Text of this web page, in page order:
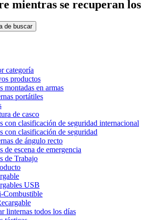
mientras se recuperan
de buscar
categoría
productos
montadas en armas
portátiles
de casco
con clasificación de seguridad internacional
con clasificación de seguridad
de ángulo recto
de escena de emergencia
de Trabajo
USB
Combustible
linternas todos los días